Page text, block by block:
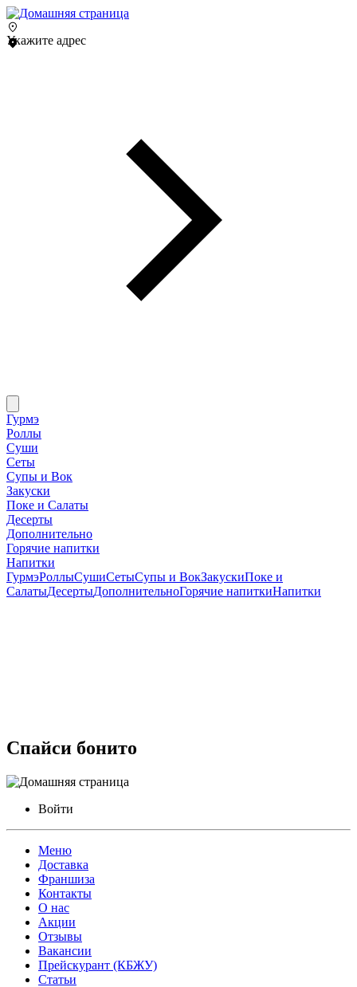
Укажите адрес
Гурмэ
Роллы
Суши
Сеты
Супы и Вок
Закуски
Поке и Салаты
Десерты
Дополнительно
Горячие напитки
Напитки
ГурмэРоллыСушиСетыСупы и ВокЗакускиПоке и
СалатыДесертыДополнительноГорячие напиткиНапитки
Спайси бонито
Войти
Меню
Доставка
Франшиза
Контакты
О нас
Акции
Отзывы
Вакансии
Прейскурант (КБЖУ)
Статьи